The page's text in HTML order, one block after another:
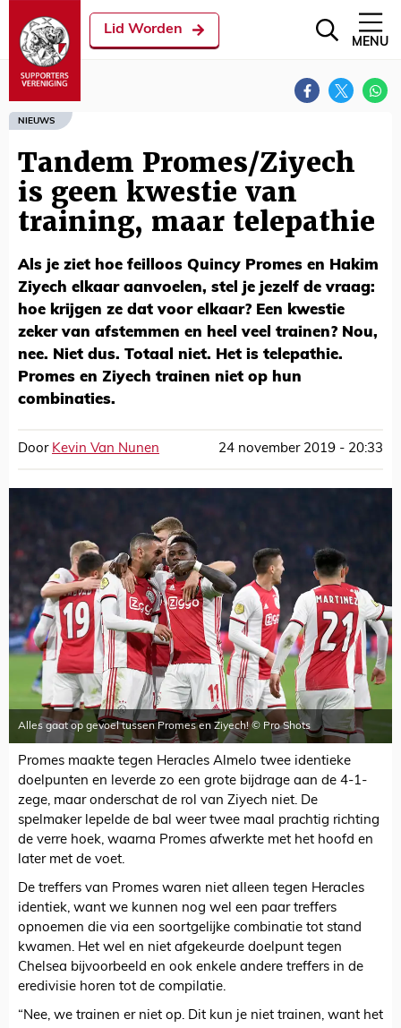
Lid Worden
MENU
NIEUWS
Tandem Promes/Ziyech
is geen kwestie van
training, maar telepathie
Als je ziet hoe feilloos Quincy Promes en Hakim
Ziyech elkaar aanvoelen, stel je jezelf de vraag:
hoe krijgen ze dat voor elkaar? Een kwestie
zeker van afstemmen en heel veel trainen? Nou,
nee. Niet dus. Totaal niet. Het is telepathie.
Promes en Ziyech trainen niet op hun
combinaties.
Door Kevin Van Nunen 24 november 2019 - 20:33
Alles gaat op gevoel tussen Promes en Ziyech! © Pro Shots
Promes maakte tegen Heracles Almelo twee identieke
doelpunten en leverde zo een grote bijdrage aan de 4-1-
zege, maar onderschat de rol van Ziyech niet. De
spelmaker lepelde de bal weer twee maal prachtig richting
de verre hoek, waarna Promes afwerkte met het hoofd en
later met de voet.
De treffers van Promes waren niet alleen tegen Heracles
identiek, want we kunnen nog wel een paar treffers
opnoemen die via een soortgelijke combinatie tot stand
kwamen. Het wel en niet afgekeurde doelpunt tegen
Chelsea bijvoorbeeld en ook enkele andere treffers in de
eredivisie horen tot de compilatie.
“Nee, we trainen er niet op. Dit kun je niet trainen, want het